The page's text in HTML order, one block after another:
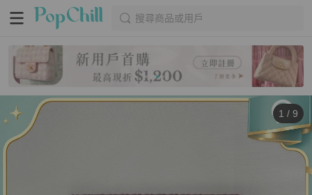
搜尋商品或用戶
1 / 9